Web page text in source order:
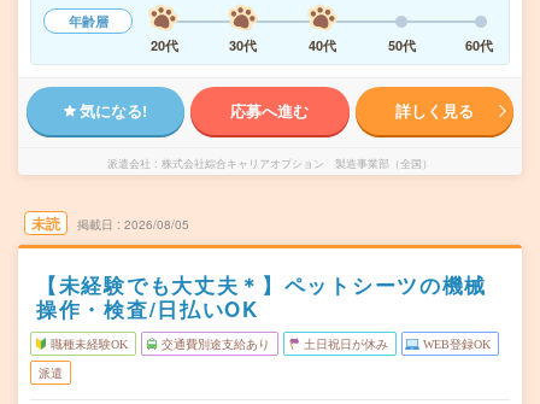
年齢層
20代
30代 40代 50代 60代
気になる! 応募へ進む 詳しく見る
派遣会社 株式会社綜合キャリアオプション 製造事業部（全国）
未読 掲載日 2026/08/05
【未経験でも大丈夫＊】ペットシーツの機械
操作・検査/日払いOK
職種未経験OK 交通費別途支給あり 土日祝日が休み WEB登録OK
派遣